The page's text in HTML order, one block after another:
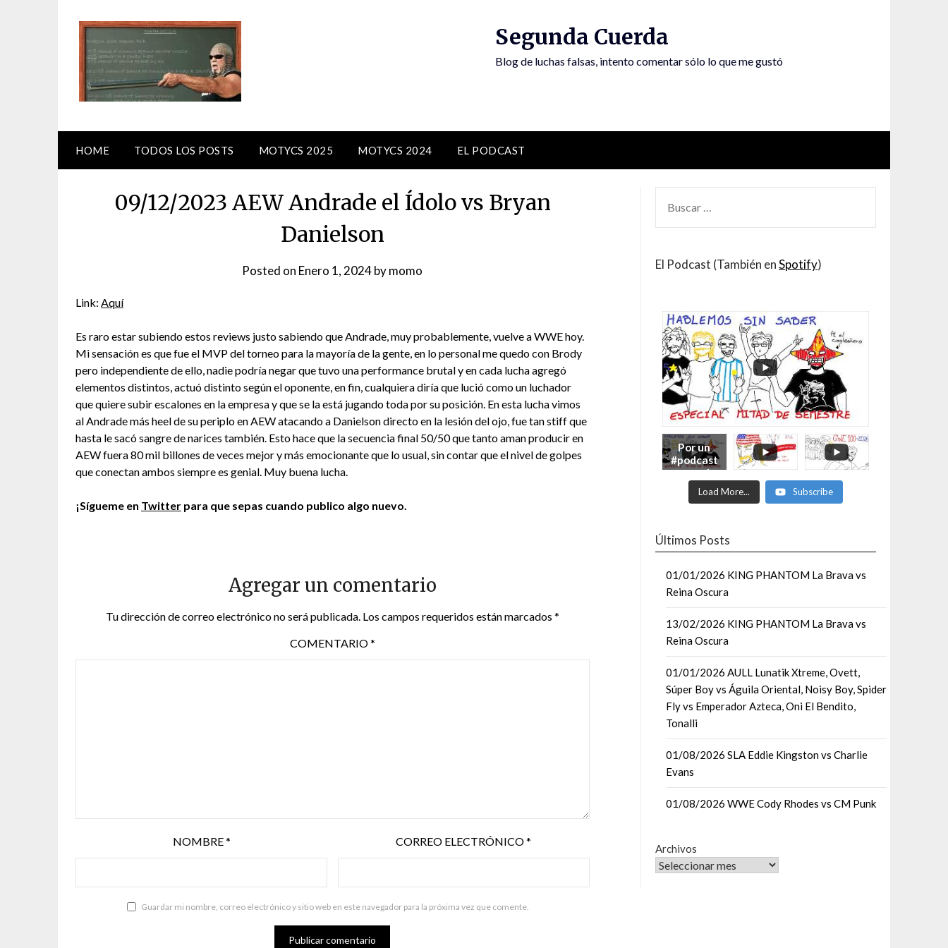
Segunda Cuerda
Blog de luchas falsas, intento comentar sólo lo que me gustó
HOME TODOS LOS POSTS MOTYCS 2025 MOTYCS 2024 EL PODCAST
09/12/2023 AEW Andrade el Ídolo vs Bryan
Danielson
Posted on Enero 1, 2024bymomo
Link: Aquí
Es raro estar subiendo estos reviews justo sabiendo que Andrade, muy probablemente, vuelve a WWE hoy.
Mi sensación es que fue el MVP del torneo para la mayoría de la gente, en lo personal me quedo con Brody
pero independiente de ello, nadie podría negar que tuvo una performance brutal y en cada lucha agregó
elementos distintos, actuó distinto según el oponente, en fin, cualquiera diría que lució como un luchador
que quiere subir escalones en la empresa y que se la está jugando toda por su posición. En esta lucha vimos
al Andrade más heel de su periplo en AEW atacando a Danielson directo en la lesión del ojo, fue tan stiff que
hasta le sacó sangre de narices también. Esto hace que la secuencia final 50/50 que tanto aman producir en
AEW fuera 80 mil billones de veces mejor y más emocionante que lo usual, sin contar que el nivel de golpes
que conectan ambos siempre es genial. Muy buena lucha.
¡Sígueme en Twitter para que sepas cuando publico algo nuevo.
Agregar un comentario
Tu dirección de correo electrónico no será publicada. Los campos requeridos están marcados *
COMENTARIO*
NOMBRE* CORREO ELECTRÓNICO*
Guardar mi nombre, correo electrónico y sitio web en este navegador para la próxima vez que comente.
POR:
El Podcast (También enSpotify)
Por un
#podcast
con más
Moonsaul
ts #93:
MITAD
DE AÑO
Load More... Subscribe
Últimos Posts
01/01/2026 KING PHANTOM La Brava vs
Reina Oscura
13/02/2026 KING PHANTOM La Brava vs
Reina Oscura
01/01/2026 AULL Lunatik Xtreme, Ovett,
Súper Boy vs Águila Oriental, Noisy Boy, Spider
Fly vs Emperador Azteca, Oni El Bendito,
Tonalli
01/08/2026 SLA Eddie Kingston vs Charlie
Evans
01/08/2026 WWE Cody Rhodes vs CM Punk
Archivos